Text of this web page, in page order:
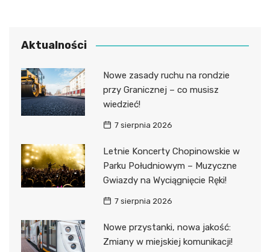
Aktualności
Nowe zasady ruchu na rondzie
przy Granicznej – co musisz
wiedzieć!
7 sierpnia 2026
Letnie Koncerty Chopinowskie w
Parku Południowym – Muzyczne
Gwiazdy na Wyciągnięcie Ręki!
7 sierpnia 2026
Nowe przystanki, nowa jakość:
Zmiany w miejskiej komunikacji!